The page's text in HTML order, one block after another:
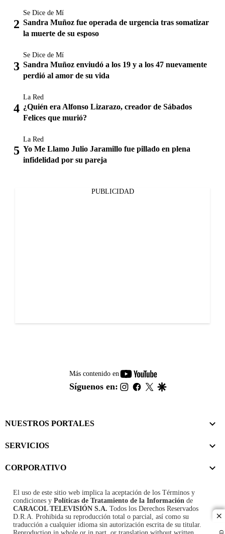
Se Dice de Mí
Sandra Muñoz fue operada de urgencia tras somatizar
la muerte de su esposo
Se Dice de Mí
Sandra Muñoz enviudó a los 19 y a los 47 nuevamente
perdió al amor de su vida
La Red
¿Quién era Alfonso Lizarazo, creador de Sábados
Felices que murió?
La Red
Yo Me Llamo Julio Jaramillo fue pillado en plena
infidelidad por su pareja
PUBLICIDAD
Más contenido en
youtube-
footer
Síguenos en: instagram
facebook
twitter
NUESTROS PORTALES
SERVICIOS
CORPORATIVO
El uso de este sitio web implica la aceptación de los Términos y
condiciones y Políticas de Tratamiento de la Información de
CARACOL TELEVISIÓN S.A. Todos los Derechos Reservados
D.R.A. Prohibida su reproducción total o parcial, así como su
traducción a cualquier idioma sin autorización escrita de su titular.